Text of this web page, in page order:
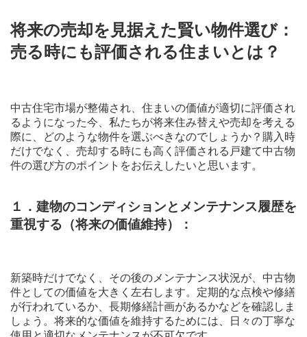
将来の売却を見据えた賢い物件選び：
売る時にも評価される住まいとは？
中古住宅市場が整備され、住まいの価値が適切に評価され
るようになった今、私たちが将来住み替えや売却を考える
際に、どのような物件を選ぶべきなのでしょうか？購入時
だけでなく、売却する時にも高く評価される戸建て中古物
件の選び方のポイントをお伝えしたいと思います。
１．建物のコンディションとメンテナンス履歴を
重視する（将来の価値維持）：
新築時だけでなく、その後のメンテナンス状況が、中古物
件としての価値を大きく左右します。定期的な点検や修繕
が行われているか、長期修繕計画があるかなどを確認しま
しょう。将来的な価値を維持するためには、日々の丁寧な